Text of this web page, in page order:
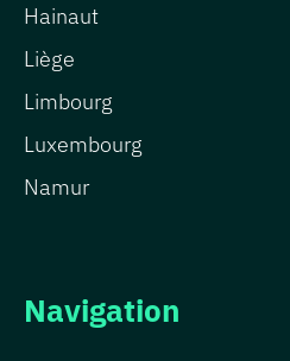
Navigation
Hainaut
Liège
Limbourg
Luxembourg
Namur